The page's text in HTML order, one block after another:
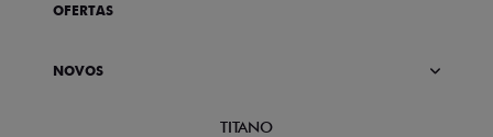
OFERTAS
NOVOS
TITANO